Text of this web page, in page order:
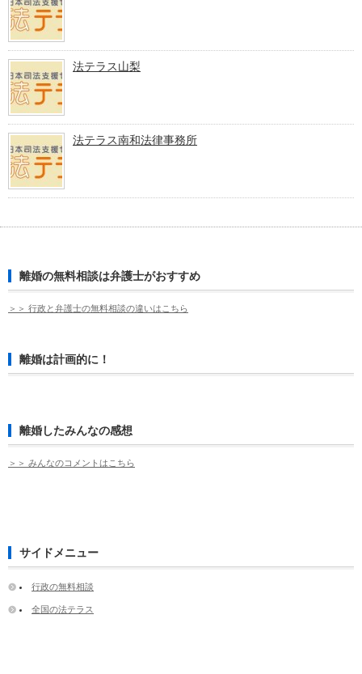
法テラス山梨
法テラス南和法律事務所
離婚の無料相談は弁護士がおすすめ
＞＞ 行政と弁護士の無料相談の違いはこちら
離婚は計画的に！
離婚したみんなの感想
＞＞ みんなのコメントはこちら
サイドメニュー
行政の無料相談
全国の法テラス